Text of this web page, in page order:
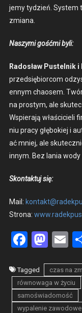
je­my tydzień. Sys­tem
zmi­ana.
Naszy­mi gość­mi byli:
Radosław Pustel­nik
przed­siębior­com
en­nym chaosem.
na prostym, ale
Wspier­a­ją właś­ci­cieli
niu pra­cy głębok­iej i
ać mniej, ale
innym. Bez lania
Skon­tak­tuj się:
Mail:
Strona:
Tagged czas na
równowaga w życiu
samoświadomość
wypalenie zawodowe